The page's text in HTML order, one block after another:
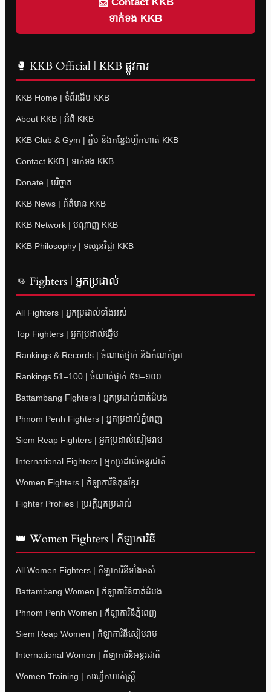
ទាក់ទង KKB
🥊 KKB Official | KKB ផ្លូវការ
KKB Home | ទំព័រដើម KKB
About KKB | អំពី KKB
KKB Club & Gym | ក្លឹប និងកន្លែងហ្វឹកហាត់ KKB
Contact KKB | ទាក់ទង KKB
Donate | បរិច្ចាគ
KKB News | ព័ត៌មាន KKB
KKB Network | បណ្តាញ KKB
KKB Philosophy | ទស្សនវិជ្ជា KKB
👊 Fighters | អ្នកប្រដាល់
All Fighters | អ្នកប្រដាល់ទាំងអស់
Top Fighters | អ្នកប្រដាល់ឆ្នើម
Rankings & Records | ចំណាត់ថ្នាក់ និងកំណត់ត្រា
Rankings 51–100 | ចំណាត់ថ្នាក់ ៥១–១០០
Battambang Fighters | អ្នកប្រដាល់បាត់ដំបង
Phnom Penh Fighters | អ្នកប្រដាល់ភ្នំពេញ
Siem Reap Fighters | អ្នកប្រដាល់សៀមរាប
International Fighters | អ្នកប្រដាល់អន្តរជាតិ
Women Fighters | កីឡាការិនីគុនខ្មែរ
Fighter Profiles | ប្រវត្តិអ្នកប្រដាល់
👑 Women Fighters | កីឡាការិនី
All Women Fighters | កីឡាការិនីទាំងអស់
Battambang Women | កីឡាការិនីបាត់ដំបង
Phnom Penh Women | កីឡាការិនីភ្នំពេញ
Siem Reap Women | កីឡាការិនីសៀមរាប
International Women | កីឡាការិនីអន្តរជាតិ
Women Training | ការហ្វឹកហាត់ស្ត្រី